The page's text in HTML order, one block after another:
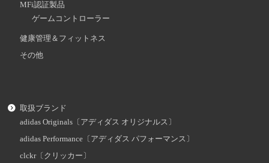
MFi認証製品
ゲームコントローラー
健康管理＆フィットネス
その他
取扱ブランド
adidas Originals〔アディダス オリジナルス〕
adidas Performance〔アディダス パフォーマンス〕
clckr〔クリッカー〕